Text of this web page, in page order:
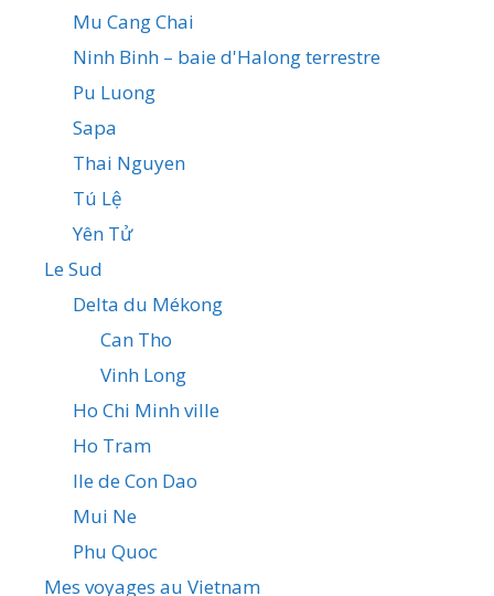
Mu Cang Chai
Ninh Binh – baie d'Halong terrestre
Pu Luong
Sapa
Thai Nguyen
Tú Lệ
Yên Tử
Le Sud
Delta du Mékong
Can Tho
Vinh Long
Ho Chi Minh ville
Ho Tram
Ile de Con Dao
Mui Ne
Phu Quoc
Mes voyages au Vietnam